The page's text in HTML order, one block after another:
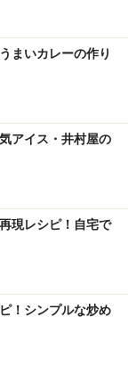
まいカレーの作り
アイス・井村屋の
現レシピ！自宅で
！シンプルな炒め